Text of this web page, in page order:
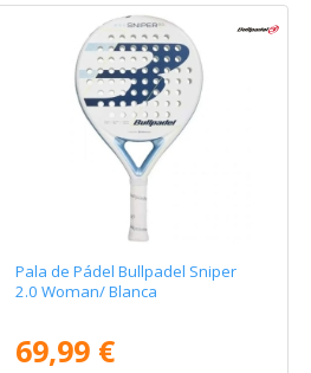
Pala de Pádel Bullpadel Sniper
2.0 Woman/ Blanca
69,99 €